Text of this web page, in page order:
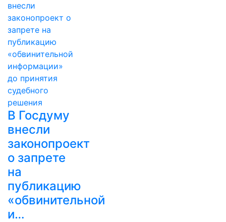
В Госдуму
внесли
законопроект
о запрете
на
публикацию
«обвинительной
и…